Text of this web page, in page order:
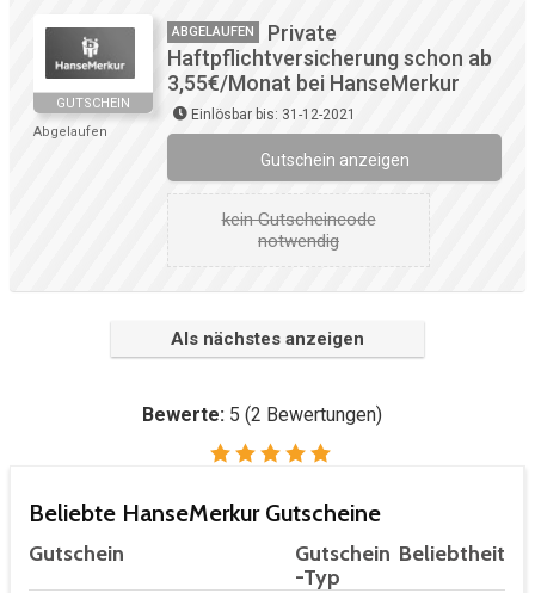
GUTSCHEIN
Abgelaufen
ABGELAUFEN
Private
Haftpflichtversicherung schon ab
3,55€/Monat bei HanseMerkur
Einlösbar bis: 31-12-2021
Gutschein anzeigen
kein Gutscheincode
notwendig
Als nächstes anzeigen
Bewerte: 5 (2 Bewertungen)
Beliebte HanseMerkur Gutscheine
Gutschein
Gutschein
-Typ
Beliebtheit